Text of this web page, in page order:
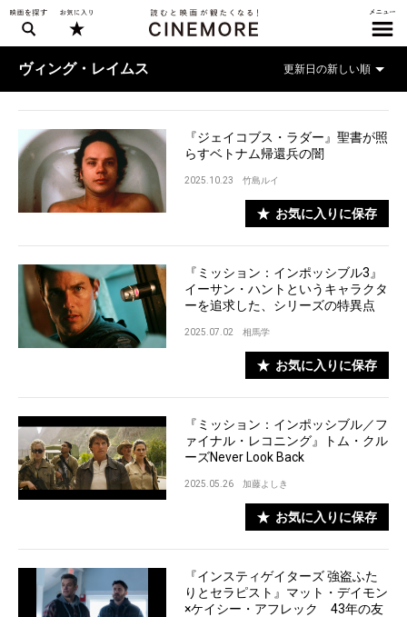
ヴィング・レイムス
『ジェイコブス・ラダー』聖書が照
らすベトナム帰還兵の闇
2025.10.23 竹島ルイ
お気に入りに保存
『ミッション：インポッシブル3』
イーサン・ハントというキャラクタ
ーを追求した、シリーズの特異点
2025.07.02 相馬学
お気に入りに保存
『ミッション：インポッシブル／フ
ァイナル・レコニング』トム・クル
ーズNever Look Back
2025.05.26 加藤よしき
お気に入りに保存
『インスティゲイターズ 強盗ふた
りとセラピスト』マット・デイモン
×ケイシー・アフレック 43年の友